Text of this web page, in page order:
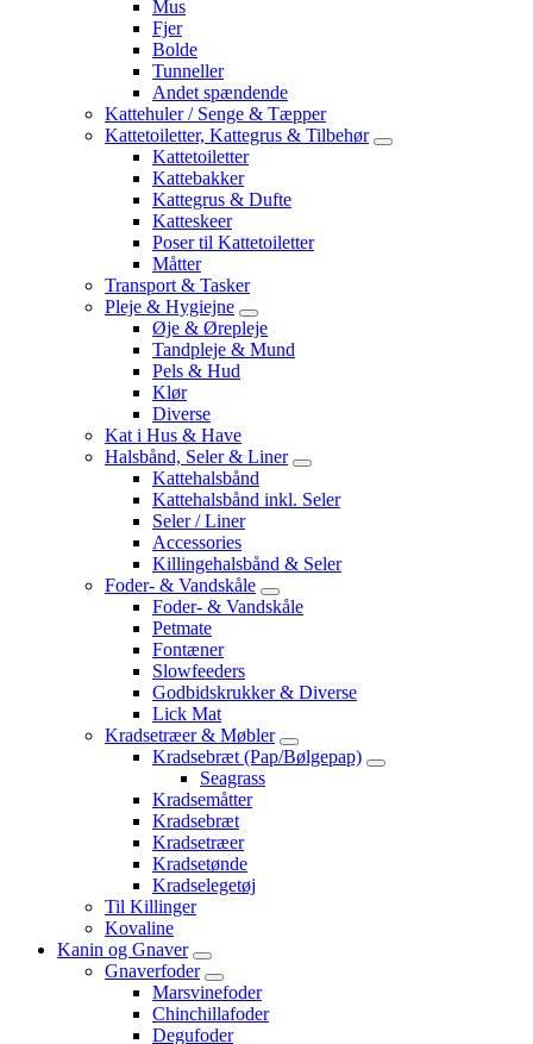
Mus
Fjer
Bolde
Tunneller
Andet spændende
Kattehuler / Senge & Tæpper
Kattetoiletter, Kattegrus & Tilbehør
Kattetoiletter
Kattebakker
Kattegrus & Dufte
Katteskeer
Poser til Kattetoiletter
Måtter
Transport & Tasker
Pleje & Hygiejne
Øje & Ørepleje
Tandpleje & Mund
Pels & Hud
Klør
Diverse
Kat i Hus & Have
Halsbånd, Seler & Liner
Kattehalsbånd
Kattehalsbånd inkl. Seler
Seler / Liner
Accessories
Killingehalsbånd & Seler
Foder- & Vandskåle
Foder- & Vandskåle
Petmate
Fontæner
Slowfeeders
Godbidskrukker & Diverse
Lick Mat
Kradsetræer & Møbler
Kradsebræt (Pap/Bølgepap)
Seagrass
Kradsemåtter
Kradsebræt
Kradsetræer
Kradsetønde
Kradselegetøj
Til Killinger
Kovaline
Kanin og Gnaver
Gnaverfoder
Marsvinefoder
Chinchillafoder
Degufoder